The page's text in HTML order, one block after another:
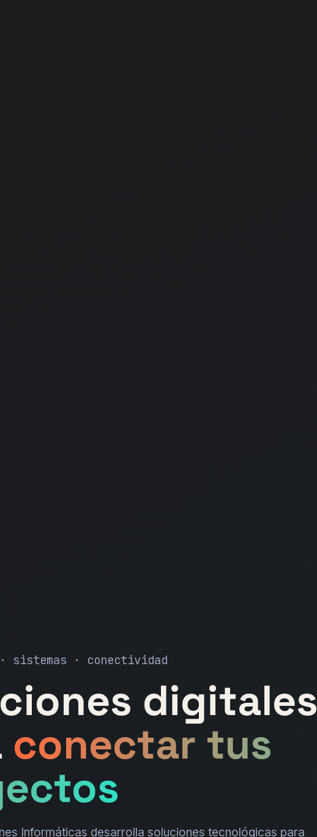
sistemas · conectividad
digitales
conectar tus
Informáticas desarrolla soluciones tecnológicas para